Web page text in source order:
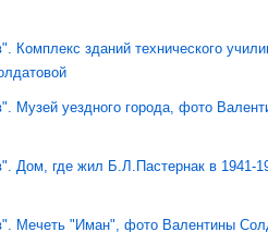
Комплекс зданий технического
Музей уездного города, фото
Дом, где жил Б.Л.Пастернак в 1941-
Мечеть "Иман", фото Валентины